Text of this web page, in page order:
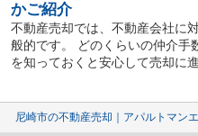
かご紹介
不動産売却では、不動産会社に
般的です。 どのくらいの仲介手
を知っておくと安心して売却に
尼崎市の不動産売却｜アパルトマン